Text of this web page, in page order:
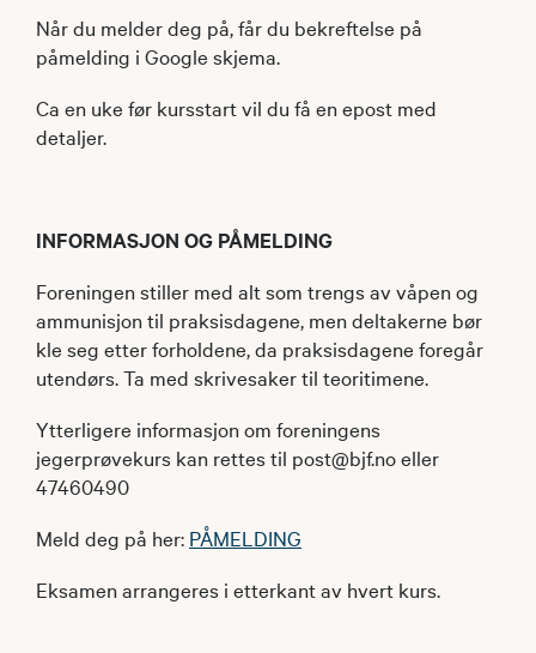
Når du melder deg på, får du bekreftelse på
påmelding i Google skjema.
Ca en uke før kursstart vil du få en epost med
detaljer.
INFORMASJON OG PÅMELDING
Foreningen stiller med alt som trengs av våpen og
ammunisjon til praksisdagene, men deltakerne bør
kle seg etter forholdene, da praksisdagene foregår
utendørs. Ta med skrivesaker til teoritimene.
Ytterligere informasjon om foreningens
jegerprøvekurs kan rettes til post@bjf.no eller
47460490
Meld deg på her: PÅMELDING
​Eksamen arrangeres i etterkant av hvert kurs.